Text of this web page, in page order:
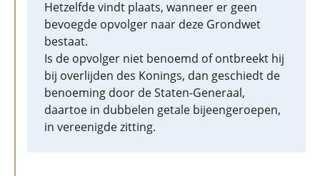
Hetzelfde vindt plaats, wanneer er geen
bevoegde opvolger naar deze Grondwet
bestaat.
Is de opvolger niet benoemd of ontbreekt hij
bij overlijden des Konings, dan geschiedt de
benoeming door de Staten-Generaal,
daartoe in dubbelen getale bijeengeroepen,
in vereenigde zitting.